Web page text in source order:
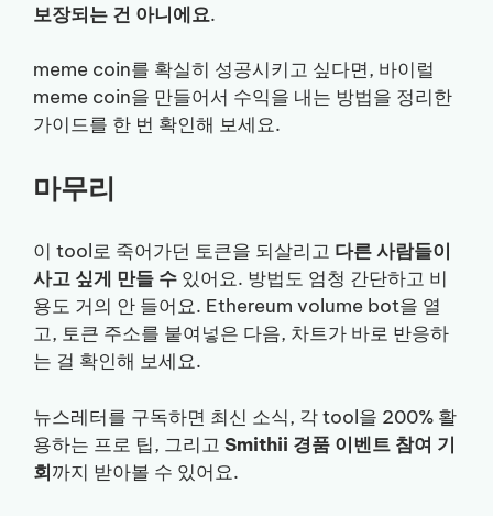
보장되는 건 아니에요.
meme coin를 확실히 성공시키고 싶다면, 바이럴
meme coin을 만들어서 수익을 내는 방법을 정리한
가이드를 한 번 확인해 보세요.
마무리
이 tool로 죽어가던 토큰을 되살리고 다른 사람들이
사고 싶게 만들 수 있어요. 방법도 엄청 간단하고 비
용도 거의 안 들어요. Ethereum volume bot을 열
고, 토큰 주소를 붙여넣은 다음, 차트가 바로 반응하
는 걸 확인해 보세요.
뉴스레터를 구독하면 최신 소식, 각 tool을 200% 활
용하는 프로 팁, 그리고 Smithii 경품 이벤트 참여 기
회까지 받아볼 수 있어요.